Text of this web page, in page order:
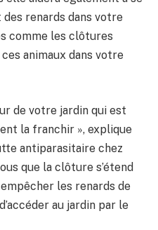
renards dans votre
comme les clôtures
animaux dans votre
de votre jardin qui est
la franchir », explique
antiparasitaire chez
que la clôture s’étend
les renards de
au jardin par le